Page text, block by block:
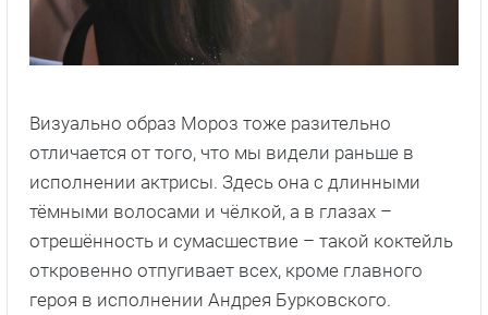
Визуально образ Мороз тоже разительно
отличается от того, что мы видели раньше в
исполнении актрисы. Здесь она с длинными
тёмными волосами и чёлкой, а в глазах –
отрешённость и сумасшествие – такой коктейль
откровенно отпугивает всех, кроме главного
героя в исполнении Андрея Бурковского.